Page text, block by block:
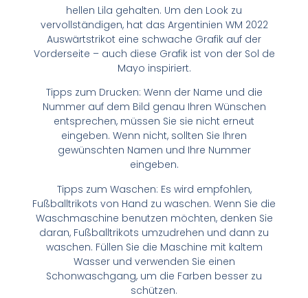
hellen Lila gehalten. Um den Look zu
vervollständigen, hat das Argentinien WM 2022
Auswärtstrikot eine schwache Grafik auf der
Vorderseite – auch diese Grafik ist von der Sol de
Mayo inspiriert.
Tipps zum Drucken: Wenn der Name und die
Nummer auf dem Bild genau Ihren Wünschen
entsprechen, müssen Sie sie nicht erneut
eingeben. Wenn nicht, sollten Sie Ihren
gewünschten Namen und Ihre Nummer
eingeben.
Tipps zum Waschen: Es wird empfohlen,
Fußballtrikots von Hand zu waschen. Wenn Sie die
Waschmaschine benutzen möchten, denken Sie
daran, Fußballtrikots umzudrehen und dann zu
waschen. Füllen Sie die Maschine mit kaltem
Wasser und verwenden Sie einen
Schonwaschgang, um die Farben besser zu
schützen.